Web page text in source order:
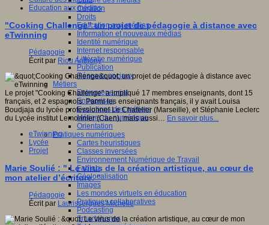
Curation
Droits
Education aux médias
Information et nouveaux médias
Identité numérique
Internet responsable
Littératie numérique
Publication
Réseaux sociaux
Métiers
Entrepreneuriat
Entreprises
Evolutions des métiers
Métiers du numérique
Orientation
Pratiques numériques
Cartes heuristiques
Classes inversées
Environnement Numérique de Travail
Fablab
Géolocalisation
Images
Les mondes virtuels en éducation
Pratiques collaboratives
Podcasting
Smartphones
Education aux médias
"Cooking Challenge" un projet de pédagogie à distance avec
eTwinning
Pédagogie
Écrit par Riou Anthony
Le projet "Cooking Challenge" a impliqué 17 membres enseignants, dont 15
français, et 2 espagnols. Parmi les enseignants français, il y avait Louisa
Boudjaja du lycée professionnel Le Chatelier (Marseille), et Stéphanie Leclerc
du Lycée institut Lemonnier (Caen), mais aussi… En savoir plus...
eTwinning
Lycée
Projet
Marie Soulié : " Le virus de la création artistique, au cœur de
mon atelier d’écriture. "
Pédagogie
Écrit par Laurissergues Michelle